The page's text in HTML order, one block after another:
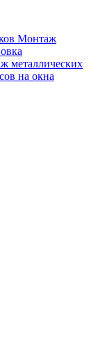
Монтаж
металлических
на окна